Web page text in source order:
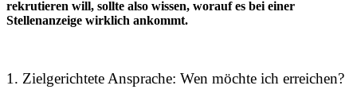
rekrutieren will, sollte also wissen, worauf es bei einer
Stellenanzeige wirklich ankommt.
1. Zielgerichtete Ansprache: Wen möchte ich erreichen?